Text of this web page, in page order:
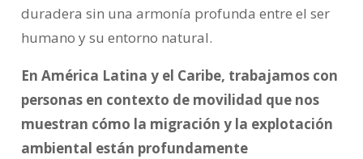
duradera sin una armonía profunda entre el ser
humano y su entorno natural.
En América Latina y el Caribe, trabajamos con
personas en contexto de movilidad que nos
muestran cómo la migración y la explotación
ambiental están profundamente